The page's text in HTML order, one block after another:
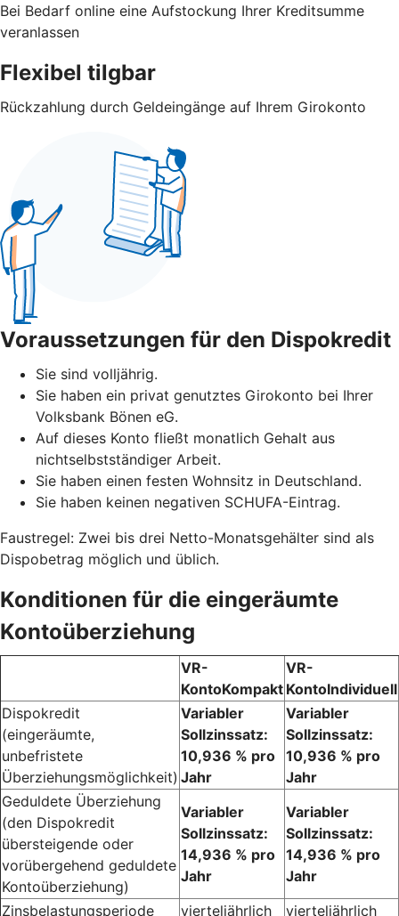
Bei Bedarf online eine Aufstockung Ihrer Kreditsumme
veranlassen
Flexibel tilgbar
Rückzahlung durch Geldeingänge auf Ihrem Girokonto
Voraussetzungen für den Dispokredit
Sie sind volljährig.
Sie haben ein privat genutztes Girokonto bei Ihrer
Volksbank Bönen eG.
Auf dieses Konto fließt monatlich Gehalt aus
nichtselbstständiger Arbeit.
Sie haben einen festen Wohnsitz in Deutschland.
Sie haben keinen negativen SCHUFA-Eintrag.
Faustregel: Zwei bis drei Netto-Monatsgehälter sind als
Dispobetrag möglich und üblich.
Konditionen für die eingeräumte
Kontoüberziehung
VR-
KontoKompakt
VR-
KontoIndividuell
Dispokredit
(eingeräumte,
unbefristete
Überziehungsmöglichkeit)
Variabler
Sollzinssatz:
10,936 % pro
Jahr
Variabler
Sollzinssatz:
10,936 % pro
Jahr
Geduldete Überziehung
(den Dispokredit
übersteigende oder
vorübergehend geduldete
Kontoüberziehung)
Variabler
Sollzinssatz:
14,936 % pro
Jahr
Variabler
Sollzinssatz:
14,936 % pro
Jahr
Zinsbelastungsperiode
vierteljährlich vierteljährlich